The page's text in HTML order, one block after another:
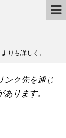
りも詳しく。
ンク先を通じ
ります。